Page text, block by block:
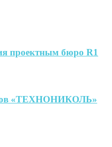
проектным бюро R1
«ТЕХНОНИКОЛЬ»